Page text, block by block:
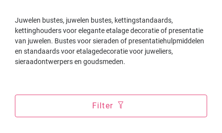
Juwelen bustes, juwelen bustes, kettingstandaards,
kettinghouders voor elegante etalage decoratie of presentatie
van juwelen. Bustes voor sieraden of presentatiehulpmiddelen
en standaards voor etalagedecoratie voor juweliers,
sieraadontwerpers en goudsmeden.
Filter